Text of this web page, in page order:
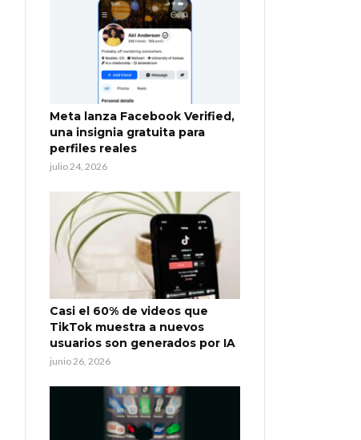
Meta lanza Facebook Verified,
una insignia gratuita para
perfiles reales
julio 24, 2026
Casi el 60% de videos que
TikTok muestra a nuevos
usuarios son generados por IA
junio 26, 2026